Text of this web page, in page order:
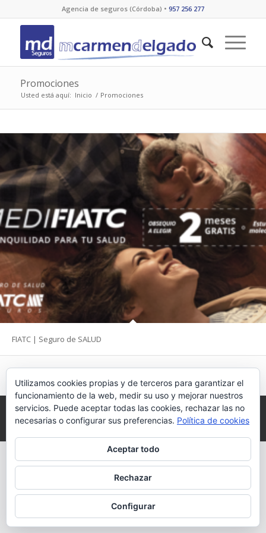
Agencia de seguros (Córdoba) • 957 256 277
Promociones
Usted está aquí: Inicio / Promociones
FIATC | Seguro de SALUD
© 2026 mcarmendelgado
Inicio
Aviso legal Política de privacidad
Utilizamos cookies propias y de terceros para garantizar el
funcionamiento de la web, medir su uso y mejorar nuestros
servicios. Puede aceptar todas las cookies, rechazar las no
necesarias o configurar sus preferencias. Política de cookies
Aceptar todo
Rechazar
Configurar